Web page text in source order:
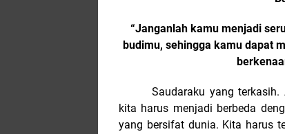
“Janganlah kamu menjadi
budimu, sehingga kamu dapat
Saudaraku yang
kita harus menjadi berbeda
yang bersifat dunia. Kita harus